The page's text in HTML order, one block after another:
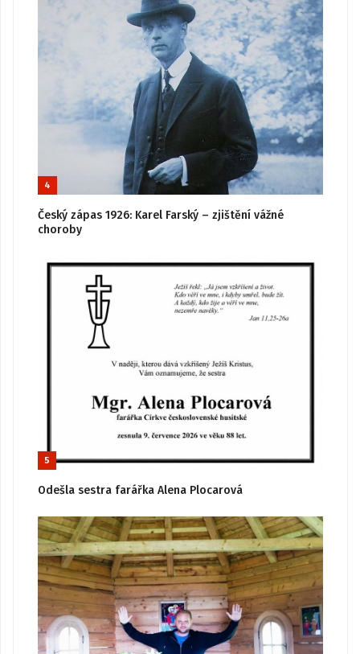
4
Český zápas 1926: Karel Farský – zjištění vážné
choroby
5
Odešla sestra farářka Alena Plocarová